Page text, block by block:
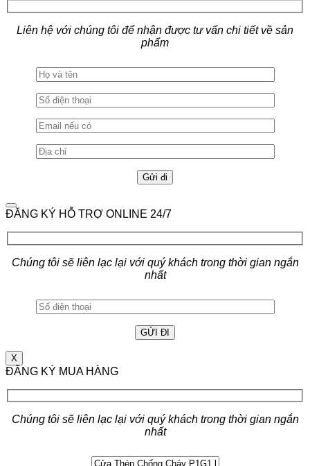
Liên hệ với chúng tôi để nhận được tư vấn chi tiết về sản
phẩm
ĐĂNG KÝ HỖ TRỢ ONLINE 24/7
Chúng tôi sẽ liên lạc lại với quý khách trong thời gian ngắn
nhất
X
ĐĂNG KÝ MUA HÀNG
Chúng tôi sẽ liên lạc lại với quý khách trong thời gian ngắn
nhất